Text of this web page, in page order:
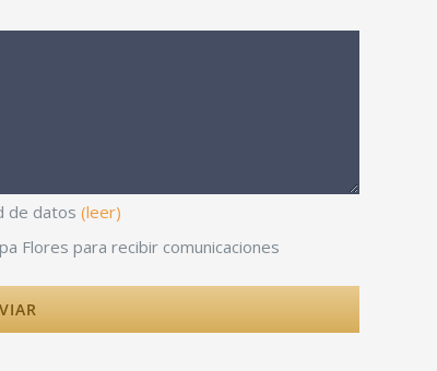
de datos (leer)
Flores para recibir comunicaciones